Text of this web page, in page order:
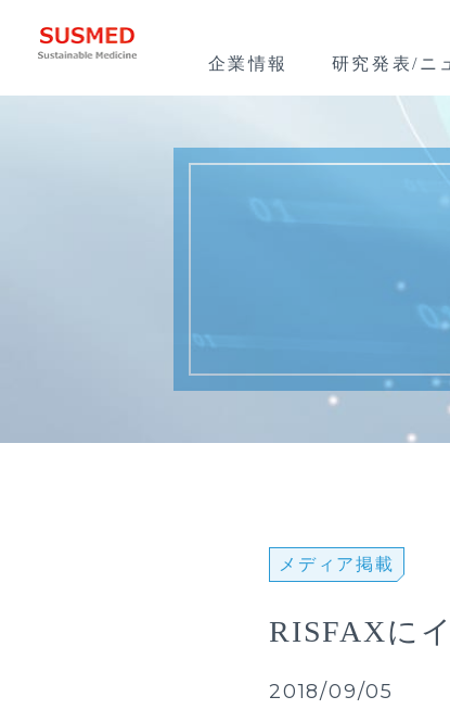
企業情報 研究発表/ニ
メディア掲載
RISFAXに
2018/09/05